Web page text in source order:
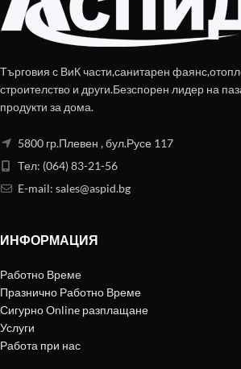
Търговия с ВиК части,санитарен
строителство и други.Безспорен лидер на
продукти за дома.
5800 гр.Плевен , бул.Русе 117
Тел: (064) 83-21-56
E-mail: sales@aspid.bg
ИНФОРМАЦИЯ
Работно Време
Празнично Работно Време
Сигурно Online разплащане
Услуги
Работа при нас